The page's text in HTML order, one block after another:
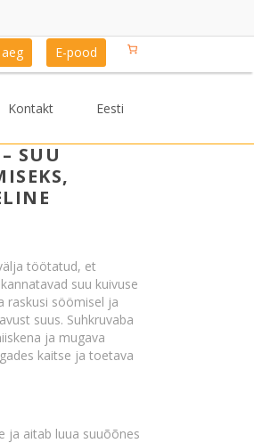
E-pood
Kontakt Eesti
SUU
töötatud, et
suu kuivuse
raskusi söömisel ja
suus. Suhkruvaba
ja mugava
kaitse ja toetava
ja aitab luua suuõõnes